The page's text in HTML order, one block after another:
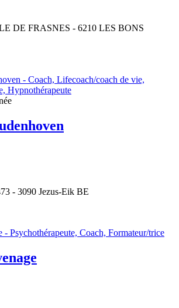
DE FRASNES - 6210 LES BONS
- 3090 Jezus-Eik BE